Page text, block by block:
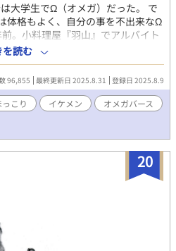
大学生でΩ（オメガ）だった。 で
体格もよく、自分の事を不出来なΩ
。小料理屋『羽山』でアルバイト
の鬼崎に出会う。 鬼崎は野暮った
、いつもフルーツ柄の服を着てい
、鬼崎からはなんだか不思議とい
どんどん好きになっていってしま
聡介は告白なんてできなかった。
を持ってきてーーー！？ オメガシ
メガは養いアルファの愛に気づか
年上アルファに監禁される』 そし
と大学生・聡介のお話！ 全十七話
を読む
96,855 最終更新日 2025.8.31 登録日 2025.8.9
っこり イケメン
オメガバース
20